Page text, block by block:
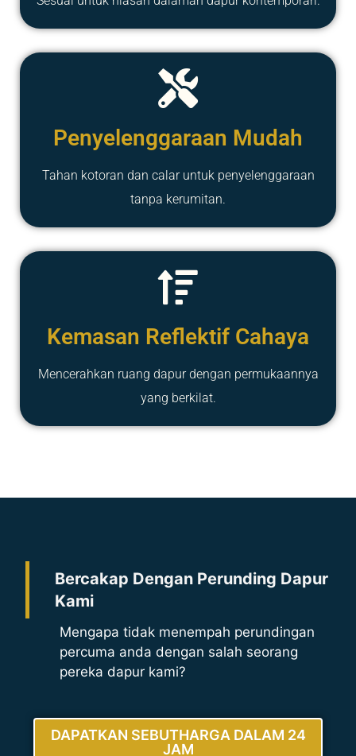
Penyelenggaraan Mudah
Tahan kotoran dan calar untuk penyelenggaraan
tanpa kerumitan.
Kemasan Reflektif Cahaya
Mencerahkan ruang dapur dengan permukaannya
yang berkilat.
Bercakap Dengan Perunding Dapur
Kami
Mengapa tidak menempah perundingan
percuma anda dengan salah seorang
pereka dapur kami?
DAPATKAN SEBUTHARGA DALAM 24
JAM